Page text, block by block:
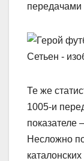
Те же
1005-и
показателе
Несложно